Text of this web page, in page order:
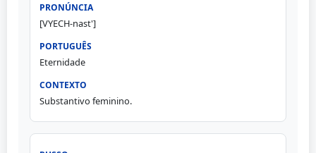
[VYECH-nast']
Eternidade
Substantivo feminino.